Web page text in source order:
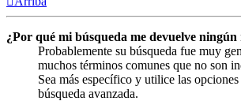
¿Por qué mi búsqueda me devuelve ningún
Probablemente su búsqueda fue muy
muchos términos comunes que no son
Sea más específico y utilice las
búsqueda avanzada.